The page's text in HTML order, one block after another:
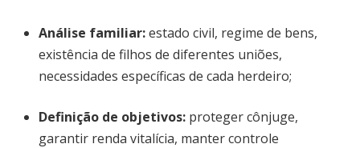
Análise familiar:estado civil, regime de bens,
existência de filhos de diferentes uniões,
necessidades específicas de cada herdeiro;
Definição de objetivos: proteger cônjuge,
garantir renda vitalícia, manter controle